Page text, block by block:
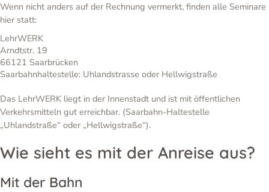
Wenn nicht anders auf der Rechnung vermerkt, finden alle Seminare
hier statt:
LehrWERK
Arndtstr. 19
66121 Saarbrücken
Saarbahnhaltestelle: Uhlandstrasse oder Hellwigstraße
Das LehrWERK liegt in der Innenstadt und ist mit öffentlichen
Verkehrsmitteln gut erreichbar. (Saarbahn-Haltestelle
„Uhlandstraße“ oder „Hellwigstraße“).
Wie sieht es mit der Anreise aus?
Mit der Bahn